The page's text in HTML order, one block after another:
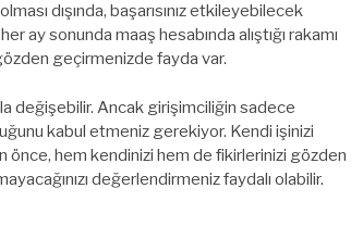
dışında, başarısınız etkileyebilecek
ay sonunda maaş hesabında alıştığı rakamı
geçirmenizde fayda var.
değişebilir. Ancak girişimciliğin sadece
kabul etmeniz gerekiyor. Kendi işinizi
önce, hem kendinizi hem de fikirlerinizi gözden
değerlendirmeniz faydalı olabilir.